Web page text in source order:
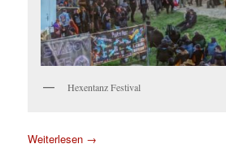
Hexentanz Festival
Weiterlesen →